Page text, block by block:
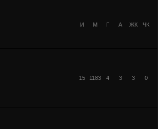
И М Г А ЖК ЧК
15 1183 4 3 3 0